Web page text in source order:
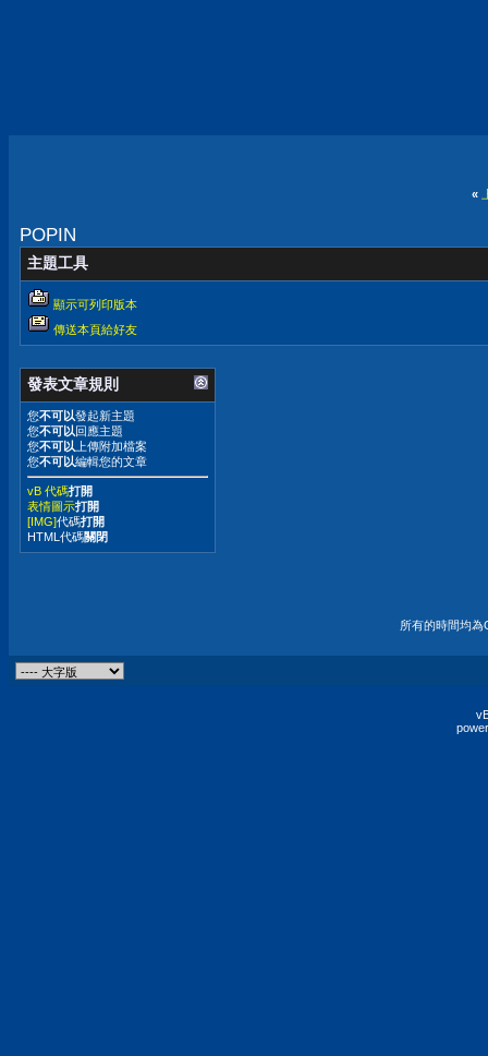
«
POPIN
主題工具
顯示可列印版本
傳送本頁給好友
發表文章規則
您不可以發起新主題
您不可以回應主題
您不可以 上傳附加檔案
您不可以編輯您的文章
vB 代碼打開
表情圖示打開
[IMG]代碼打開
HTML代碼關閉
所有的時間均為